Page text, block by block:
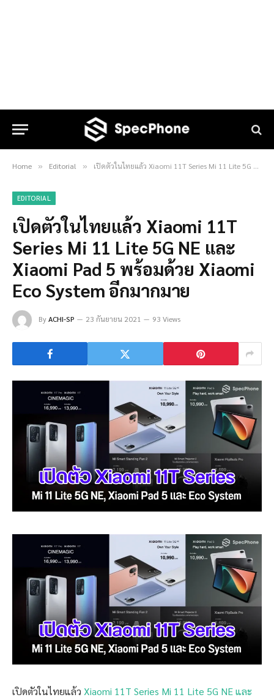
Home » Editorial » เปิดตัวในไทยแล้ว Xiaomi 11T Series Mi 11 Lite 5G NE และ Xiaomi Pad 5 พร้อมด้วย Xiaomi Eco System อีกมากมาย
EDITORIAL
เปิดตัวในไทยแล้ว Xiaomi 11T
Series Mi 11 Lite 5G NE และ
Xiaomi Pad 5 พร้อมด้วย Xiaomi
Eco System อีกมากมาย
ByACHI-SP 23 กันยายน 2021 93 Views
เปิดตัวในไทยแล้ว Xiaomi 11T Series Mi 11 Lite 5G NE และ